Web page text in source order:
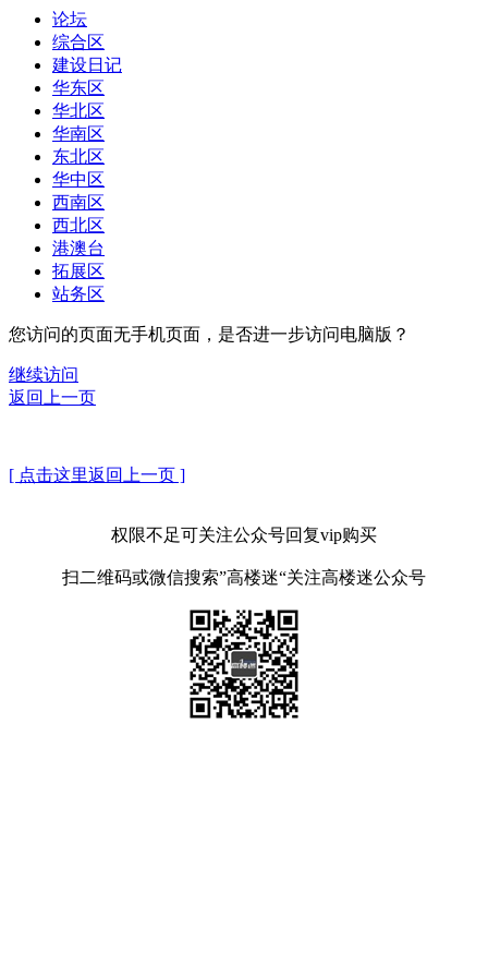
论坛
综合区
建设日记
华东区
华北区
华南区
东北区
华中区
西南区
西北区
港澳台
拓展区
站务区
您访问的页面无手机页面，是否进一步访问电脑版？
继续访问
返回上一页
[ 点击这里返回上一页 ]
权限不足可关注公众号回复vip购买
扫二维码或微信搜索”高楼迷“关注高楼迷公众号